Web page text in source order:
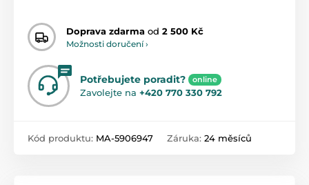
Doprava zdarma od 2 500 Kč
Možnosti doručení ›
Potřebujete poradit? online
Zavolejte na +420 770 330 792
Kód produktu: MA-5906947 Záruka: 24 měsíců